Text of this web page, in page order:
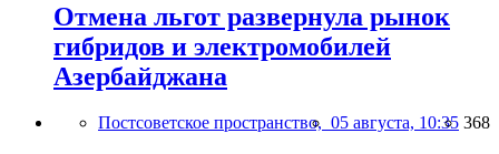
Отмена льгот развернула рынок
гибридов и электромобилей
Азербайджана
Постсоветское пространство, 05 августа, 10:35 368